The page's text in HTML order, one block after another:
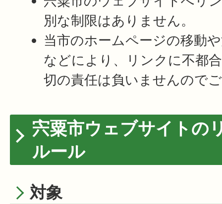
別な制限はありません。
当市のホームページの移動
などにより、リンクに不都
切の責任は負いませんので
宍粟市ウェブサイトの
ルール
対象